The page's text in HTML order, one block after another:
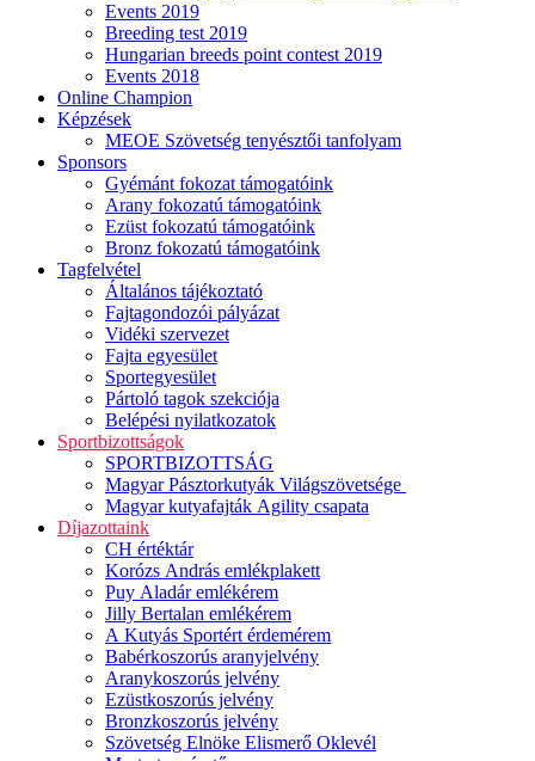
Events 2019
Breeding test 2019
Hungarian breeds point contest 2019
Events 2018
Online Champion
Képzések
MEOE Szövetség tenyésztői tanfolyam
Sponsors
Gyémánt fokozat támogatóink
Arany fokozatú támogatóink
Ezüst fokozatú támogatóink
Bronz fokozatú támogatóink
Tagfelvétel
Általános tájékoztató
Fajtagondozói pályázat
Vidéki szervezet
Fajta egyesület
Sportegyesület
Pártoló tagok szekciója
Belépési nyilatkozatok
Sportbizottságok
SPORTBIZOTTSÁG
Magyar Pásztorkutyák Világszövetsége
Magyar kutyafajták Agility csapata
Díjazottaink
CH értéktár
Korózs András emlékplakett
Puy Aladár emlékérem
Jilly Bertalan emlékérem
A Kutyás Sportért érdemérem
Babérkoszorús aranyjelvény
Aranykoszorús jelvény
Ezüstkoszorús jelvény
Bronzkoszorús jelvény
Szövetség Elnöke Elismerő Oklevél